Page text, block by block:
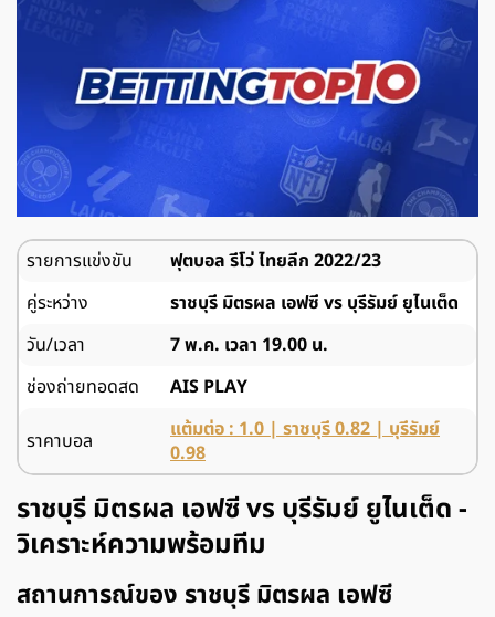
รายการแข่งขัน
ฟุตบอล รีโว่ ไทยลีก 2022/23
คู่ระหว่าง
ราชบุรี มิตรผล เอฟซี vs บุรีรัมย์ ยูไนเต็ด
วัน/เวลา
7 พ.ค. เวลา 19.00 น.
ช่องถ่ายทอดสด
AIS PLAY
ราคาบอล
แต้มต่อ : 1.0 | ราชบุรี 0.82 | บุรีรัมย์
0.98
ราชบุรี มิตรผล เอฟซี vs บุรีรัมย์ ยูไนเต็ด -
วิเคราะห์ความพร้อมทีม
สถานการณ์ของ ราชบุรี มิตรผล เอฟซี